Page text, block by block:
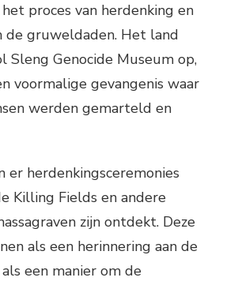
proces van herdenking en
de gruweldaden. Het land
Sleng Genocide Museum op,
voormalige gevangenis waar
werden gemarteld en
er herdenkingsceremonies
Killing Fields en andere
zijn ontdekt. Deze
als een herinnering aan de
een manier om de